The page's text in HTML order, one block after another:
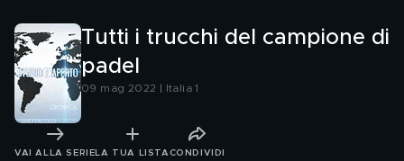
Tutti i trucchi del campione di
padel
09 mag 2022 | Italia 1
VAI ALLA SERIE LA TUA LISTA CONDIVIDI